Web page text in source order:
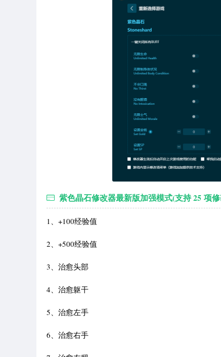
紫色晶石修改器最新版加强模式(支持 25 项
1、+100经验值
2、+500经验值
3、治愈头部
4、治愈躯干
5、治愈左手
6、治愈右手